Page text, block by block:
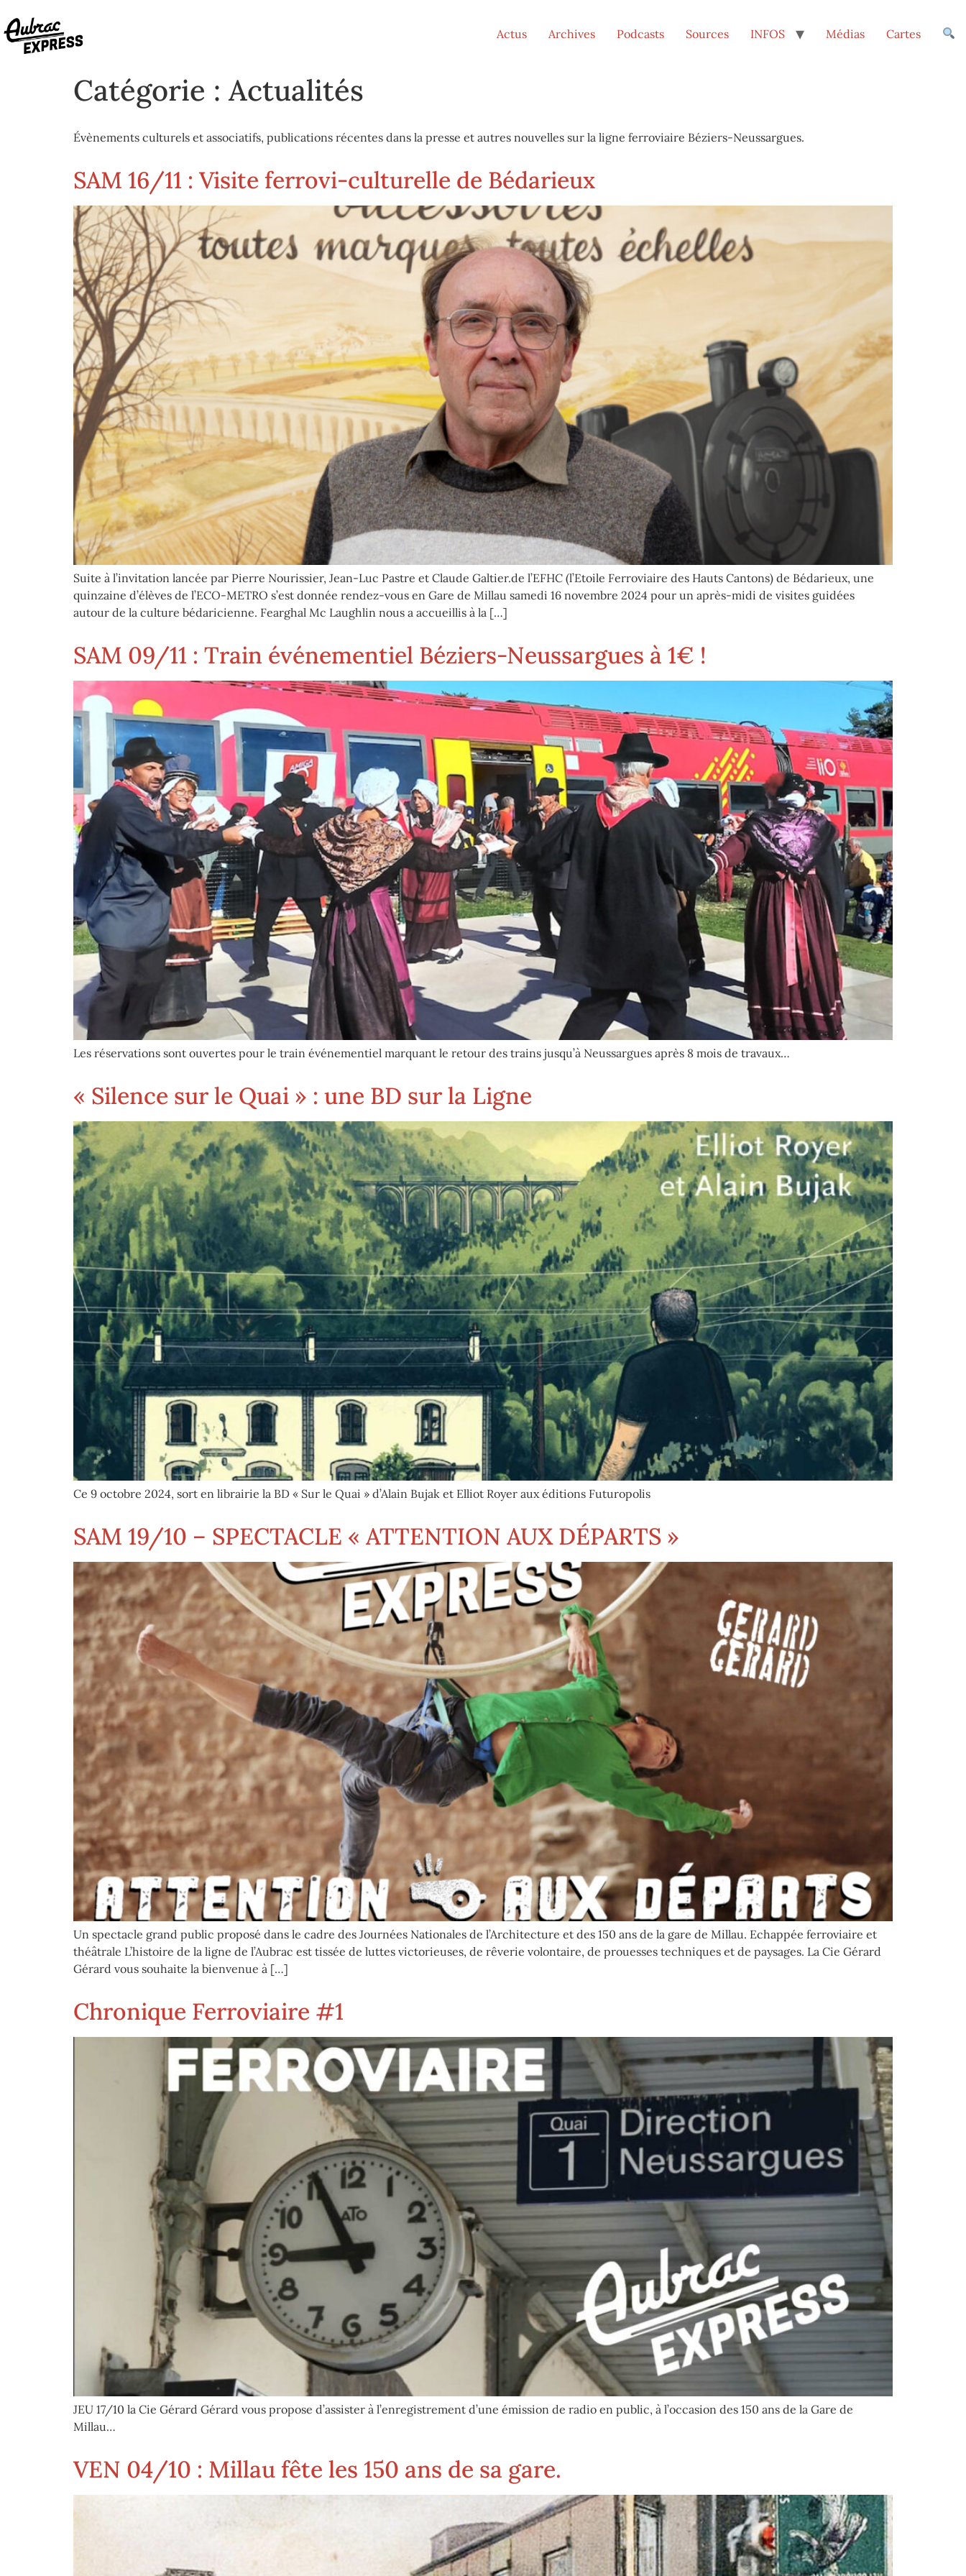
Actus Archives Podcasts Sources INFOS Médias Cartes
Catégorie : Actualités
Évènements culturels et associatifs, publications récentes dans la presse et autres nouvelles sur la ligne ferroviaire Béziers-Neussargues.
SAM 16/11 : Visite ferrovi-culturelle de Bédarieux
Suite à l’invitation lancée par Pierre Nourissier, Jean-Luc Pastre et Claude Galtier.de l’EFHC (l’Etoile Ferroviaire des Hauts Cantons) de Bédarieux, une
quinzaine d’élèves de l’ECO-METRO s’est donnée rendez-vous en Gare de Millau samedi 16 novembre 2024 pour un après-midi de visites guidées
autour de la culture bédaricienne. Fearghal Mc Laughlin nous a accueillis à la […]
SAM 09/11 : Train événementiel Béziers-Neussargues à 1€ !
Les réservations sont ouvertes pour le train événementiel marquant le retour des trains jusqu’à Neussargues après 8 mois de travaux…
« Silence sur le Quai » : une BD sur la Ligne
Ce 9 octobre 2024, sort en librairie la BD « Sur le Quai » d’Alain Bujak et Elliot Royer aux éditions Futuropolis
SAM 19/10 – SPECTACLE « ATTENTION AUX DÉPARTS »
Un spectacle grand public proposé dans le cadre des Journées Nationales de l’Architecture et des 150 ans de la gare de Millau. Echappée ferroviaire et
théâtrale L’histoire de la ligne de l’Aubrac est tissée de luttes victorieuses, de rêverie volontaire, de prouesses techniques et de paysages. La Cie Gérard
Gérard vous souhaite la bienvenue à […]
Chronique Ferroviaire #1
JEU 17/10 la Cie Gérard Gérard vous propose d’assister à l’enregistrement d’une émission de radio en public, à l’occasion des 150 ans de la Gare de
Millau…
VEN 04/10 : Millau fête les 150 ans de sa gare.